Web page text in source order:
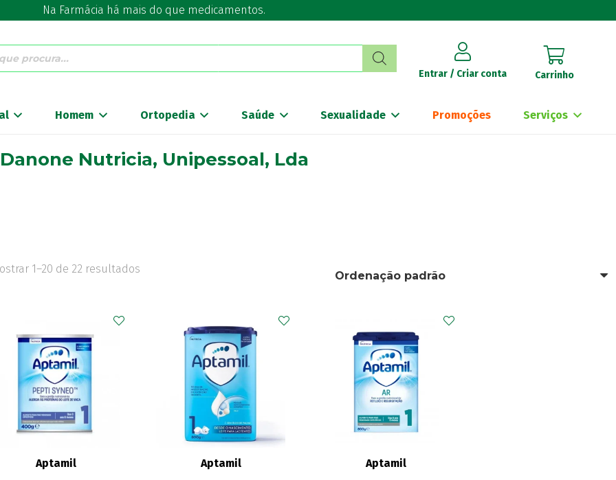
Na Farmácia há mais do que medicamentos.
Entrar / Criar conta Carrinho
Homem Ortopedia Saúde Sexualidade Promoções Serviços
Danone Nutricia, Unipessoal, Lda
1–20 de 22 resultados
Aptamil
Aptamil
Aptamil